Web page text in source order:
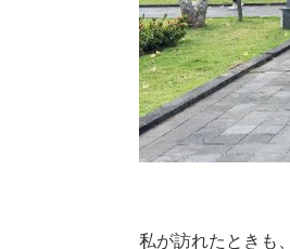
私が訪れたときも